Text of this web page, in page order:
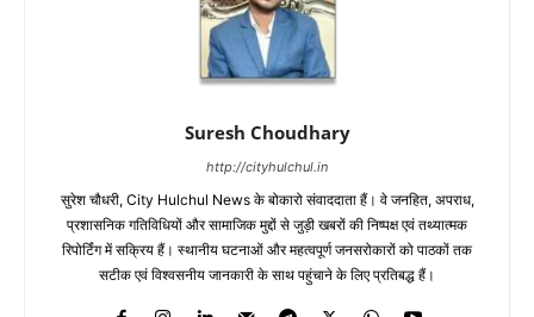
Suresh Choudhary
http://cityhulchul.in
सुरेश चौधरी, City Hulchul News के बोकारो संवाददाता हैं। वे जनहित, अपराध,
प्रशासनिक गतिविधियों और सामाजिक मुद्दों से जुड़ी खबरों की निष्पक्ष एवं तथ्यात्मक
रिपोर्टिंग में सक्रिय हैं। स्थानीय घटनाओं और महत्वपूर्ण जनसरोकारों को पाठकों तक
सटीक एवं विश्वसनीय जानकारी के साथ पहुंचाने के लिए प्रतिबद्ध हैं।